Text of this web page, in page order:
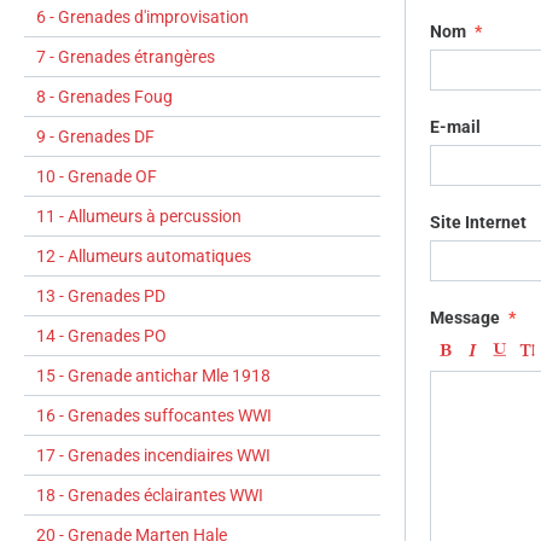
Nom
E-mail
Site Internet
Message
6 - Grenades d'improvisation
7 - Grenades étrangères
8 - Grenades Foug
9 - Grenades DF
10 - Grenade OF
11 - Allumeurs à percussion
12 - Allumeurs automatiques
13 - Grenades PD
14 - Grenades PO
15 - Grenade antichar Mle 1918
16 - Grenades suffocantes WWI
17 - Grenades incendiaires WWI
18 - Grenades éclairantes WWI
20 - Grenade Marten Hale